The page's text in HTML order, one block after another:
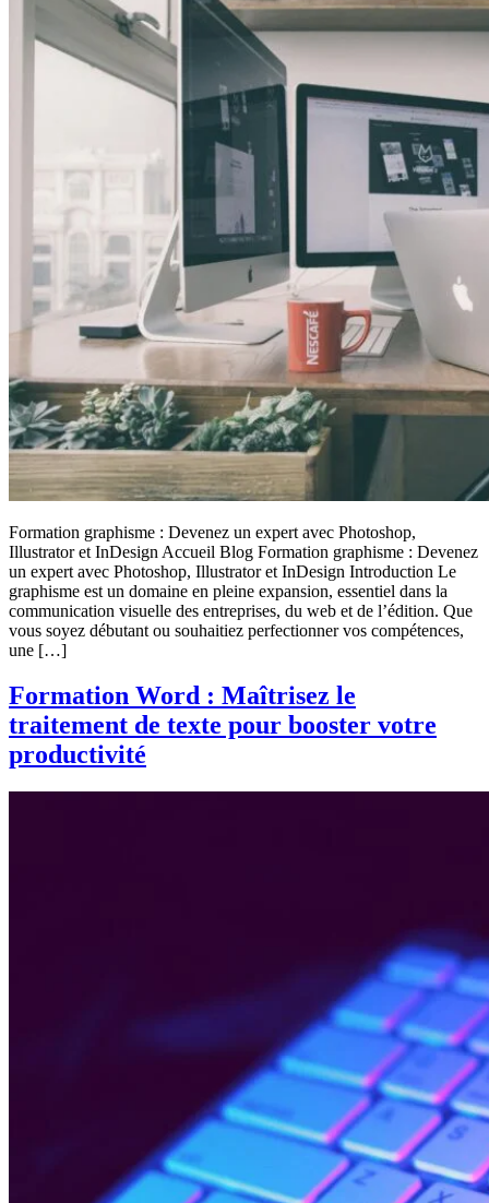
Formation graphisme : Devenez un expert avec Photoshop,
Illustrator et InDesign Accueil Blog Formation graphisme : Devenez
un expert avec Photoshop, Illustrator et InDesign Introduction Le
graphisme est un domaine en pleine expansion, essentiel dans la
communication visuelle des entreprises, du web et de l’édition. Que
vous soyez débutant ou souhaitiez perfectionner vos compétences,
une […]
Formation Word : Maîtrisez le
traitement de texte pour booster votre
productivité